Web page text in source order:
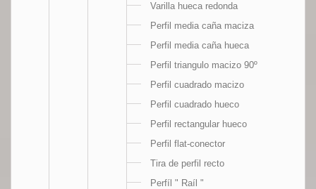
Varilla hueca redonda
Perfil media caña maciza
Perfil media caña hueca
Perfil triangulo macizo 90º
Perfil cuadrado macizo
Perfil cuadrado hueco
Perfil rectangular hueco
Perfil flat-conector
Tira de perfil recto
Perfíl " Raíl "